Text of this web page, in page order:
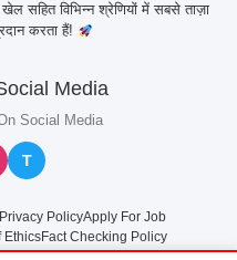
सहित विभिन्न श्रेणियों में सबसे ताज़ा
करता हैं!
Media
Social Media
T
PolicyApply For Job
EthicsFact Checking Policy